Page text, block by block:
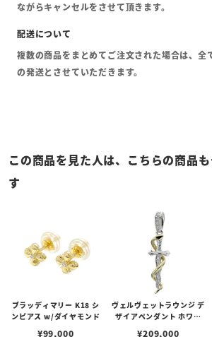
ながらキャンセルをさせて頂きます。
複数の商品をまとめてご注文された場合は、全
の発送とさせていただきます。
この商品を見た人は、こちらの商品
す
ブラッディマリー K18 シ
ンピアス w/ダイヤモンド
¥99,000
ヴェルヴェットラウンジ デ
ザイアペンダント ホワイ
¥209,000